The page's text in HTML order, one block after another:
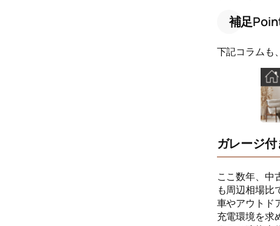
補足
下記コラムも
ガレージ
ここ数年、中
も周辺相場比
車やアウトド
充電環境を求